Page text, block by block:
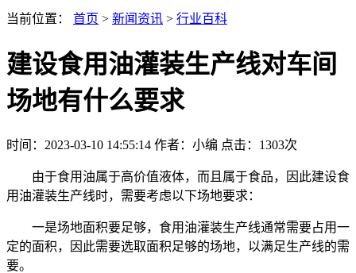
当前位置： 首页 > 新闻资讯 > 行业百科
建设食用油灌装生产线对车间
场地有什么要求
时间：2023-03-10 14:55:14 作者：小编 点击： 1303次
由于食用油属于高价值液体，而且属于食品，因此建设食
用油灌装生产线时，需要考虑以下场地要求：
一是场地面积要足够，食用油灌装生产线通常需要占用一
定的面积，因此需要选取面积足够的场地，以满足生产线的需
要。